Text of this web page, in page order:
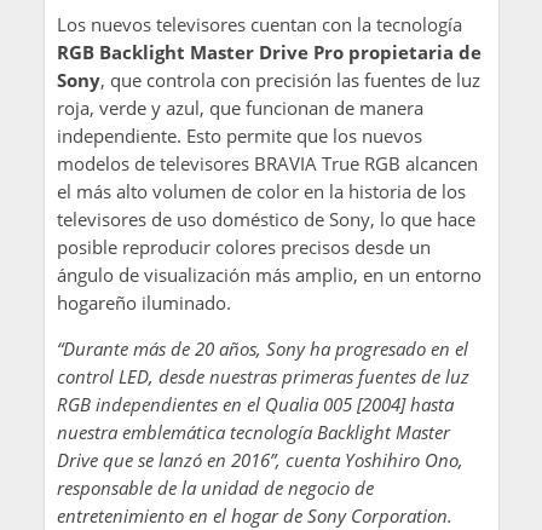
Los nuevos televisores cuentan con la tecnología
RGB Backlight Master Drive Pro propietaria de
Sony, que controla con precisión las fuentes de luz
roja, verde y azul, que funcionan de manera
independiente. Esto permite que los nuevos
modelos de televisores BRAVIA True RGB alcancen
el más alto volumen de color en la historia de los
televisores de uso doméstico de Sony, lo que hace
posible reproducir colores precisos desde un
ángulo de visualización más amplio, en un entorno
hogareño iluminado.
“Durante más de 20 años, Sony ha progresado en el
control LED, desde nuestras primeras fuentes de luz
RGB independientes en el Qualia 005 [2004] hasta
nuestra emblemática tecnología Backlight Master
Drive que se lanzó en 2016”, cuenta Yoshihiro Ono,
responsable de la unidad de negocio de
entretenimiento en el hogar de Sony Corporation.